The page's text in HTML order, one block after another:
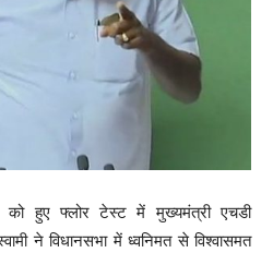
को हुए फ्लोर टेस्ट में मुख्यमंत्री एचडी
ने विधानसभा में ध्वनिमत से विश्वासमत